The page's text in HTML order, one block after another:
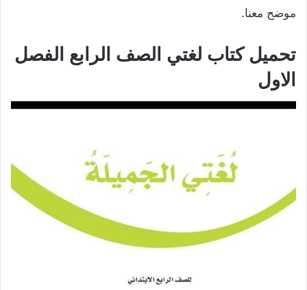
موضح معنا.
تحميل كتاب لغتي الصف الرابع الفصل
الاول